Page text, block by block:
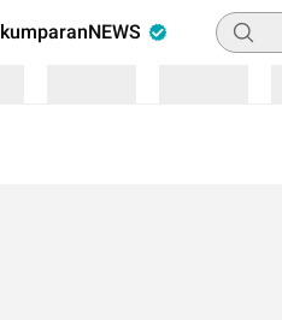
kumparanNEWS